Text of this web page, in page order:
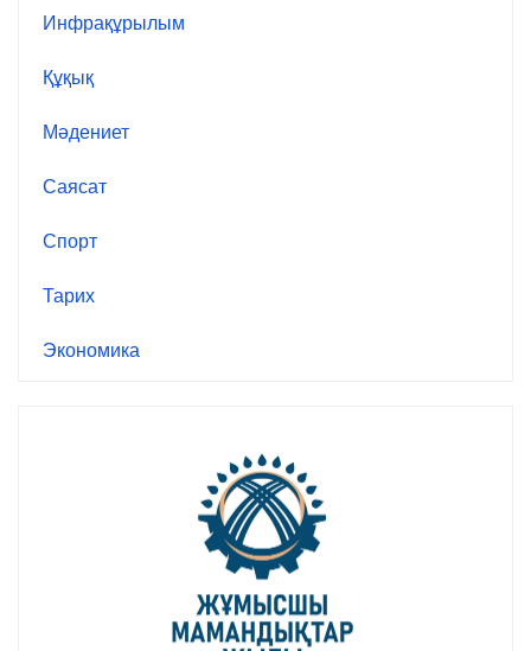
Инфрақұрылым
Құқық
Мәдениет
Саясат
Спорт
Тарих
Экономика